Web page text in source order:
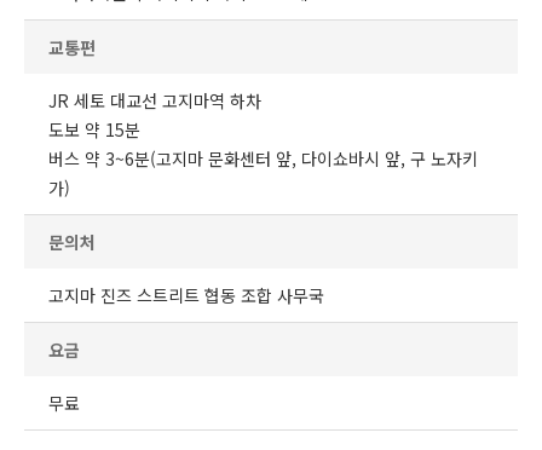
교통편
JR 세토 대교선 고지마역 하차
도보 약 15분
버스 약 3~6분(고지마 문화센터 앞, 다이쇼바시 앞, 구 노자키
가)
문의처
고지마 진즈 스트리트 협동 조합 사무국
요금
무료